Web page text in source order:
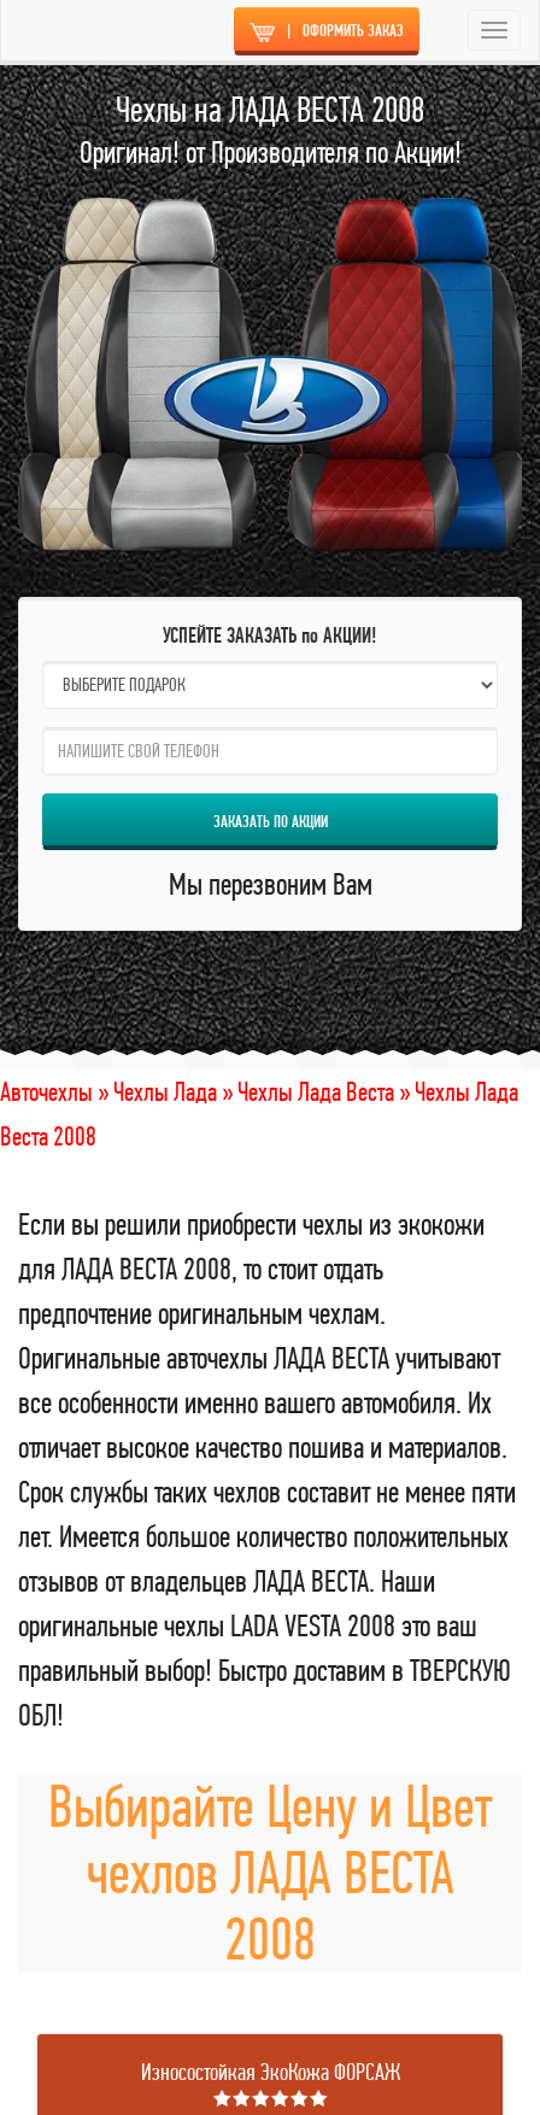
| ОФОРМИТЬ ЗАКАЗ
Чехлы на ЛАДА ВЕСТА 2008
Оригинал! от Производителя по Акции!
УСПЕЙТЕ ЗАКАЗАТЬ по АКЦИИ!
name:
qzw:
ЗАКАЗАТЬ ПО АКЦИИ
Мы перезвоним Вам
Авточехлы »Чехлы Лада »Чехлы Лада Веста »Чехлы Лада
Веста 2008
Если вы решили приобрести чехлы из экокожи
для ЛАДА ВЕСТА 2008, то стоит отдать
предпочтение оригинальным чехлам.
Оригинальные авточехлы ЛАДА ВЕСТА учитывают
все особенности именно вашего автомобиля. Их
отличает высокое качество пошива и материалов.
Срок службы таких чехлов составит не менее пяти
лет. Имеется большое количество положительных
отзывов от владельцев ЛАДА ВЕСТА. Наши
оригинальные чехлы LADA VESTA 2008 это ваш
правильный выбор! Быстро доставим в ТВЕРСКУЮ
ОБЛ!
Выбирайте Цену и Цвет
чехлов ЛАДА ВЕСТА
2008
Износостойкая ЭкоКожа ФОРСАЖ
★★★★★★